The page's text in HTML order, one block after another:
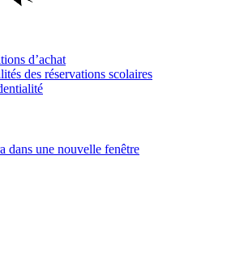
d’achat
des réservations scolaires
dans une nouvelle fenêtre